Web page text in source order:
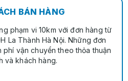
BÁN HÀNG
phạm vi 10km với đơn hàng từ
La Thành Hà Nội. Những đơn
phí vận chuyển theo thỏa thuận
và khách hàng.